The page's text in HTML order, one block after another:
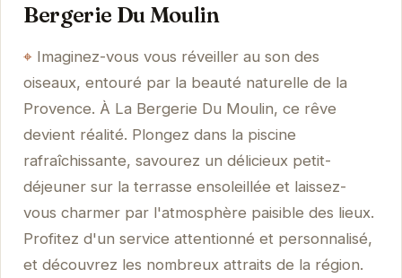
Bergerie Du Moulin
Imaginez-vous vous réveiller au son des
oiseaux, entouré par la beauté naturelle de la
Provence. À La Bergerie Du Moulin, ce rêve
devient réalité. Plongez dans la piscine
rafraîchissante, savourez un délicieux petit-
déjeuner sur la terrasse ensoleillée et laissez-
vous charmer par l'atmosphère paisible des lieux.
Profitez d'un service attentionné et personnalisé,
et découvrez les nombreux attraits de la région.